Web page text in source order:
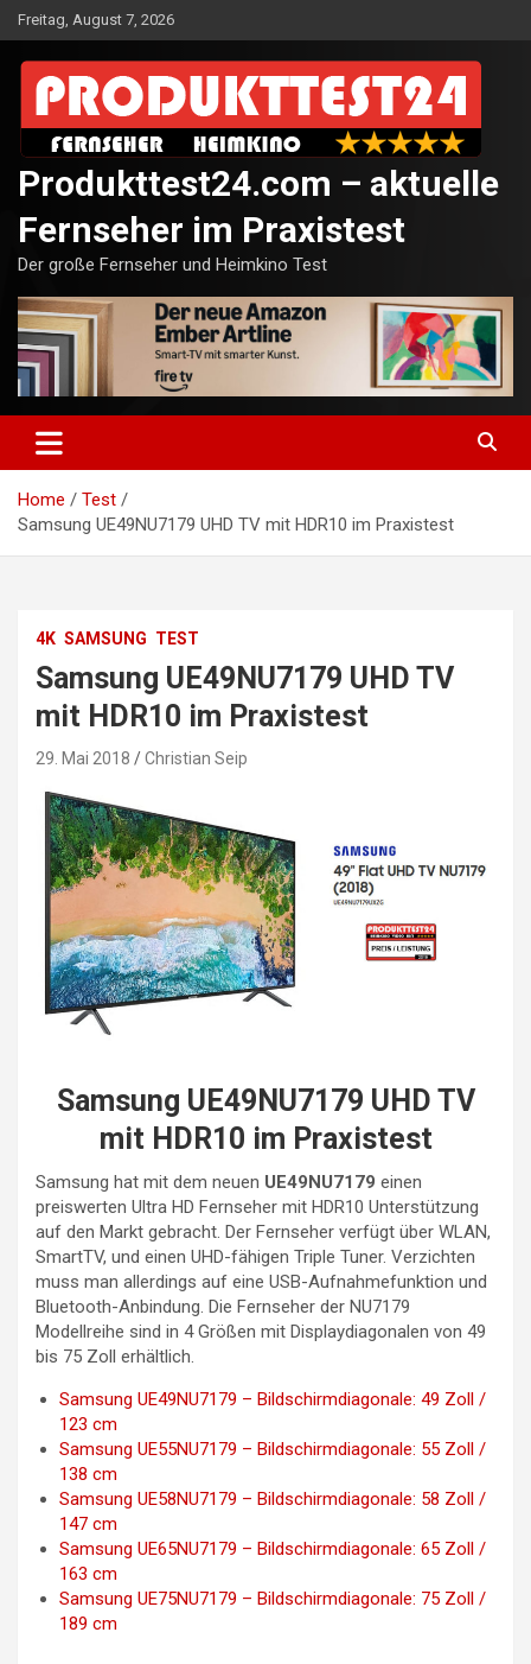
Skip
to
content
Freitag, August 7, 2026
Produkttest24.com – aktuelle
Fernseher im Praxistest
Der große Fernseher und Heimkino Test
Home
Test
Samsung UE49NU7179 UHD TV mit HDR10 im Praxistest
4K SAMSUNG TEST
Samsung UE49NU7179 UHD TV
mit HDR10 im Praxistest
29. Mai 2018 Christian Seip
Samsung UE49NU7179 UHD TV
mit HDR10 im Praxistest
Samsung hat mit dem neuen UE49NU7179 einen
preiswerten Ultra HD Fernseher mit HDR10 Unterstützung
auf den Markt gebracht. Der Fernseher verfügt über WLAN,
SmartTV, und einen UHD-fähigen Triple Tuner. Verzichten
muss man allerdings auf eine USB-Aufnahmefunktion und
Bluetooth-Anbindung. Die Fernseher der NU7179
Modellreihe sind in 4 Größen mit Displaydiagonalen von 49
bis 75 Zoll erhältlich.
Samsung UE49NU7179 – Bildschirmdiagonale: 49 Zoll /
123 cm
Samsung UE55NU7179 – Bildschirmdiagonale: 55 Zoll /
138 cm
Samsung UE58NU7179 – Bildschirmdiagonale: 58 Zoll /
147 cm
Samsung UE65NU7179 – Bildschirmdiagonale: 65 Zoll /
163 cm
Samsung UE75NU7179 – Bildschirmdiagonale: 75 Zoll /
189 cm